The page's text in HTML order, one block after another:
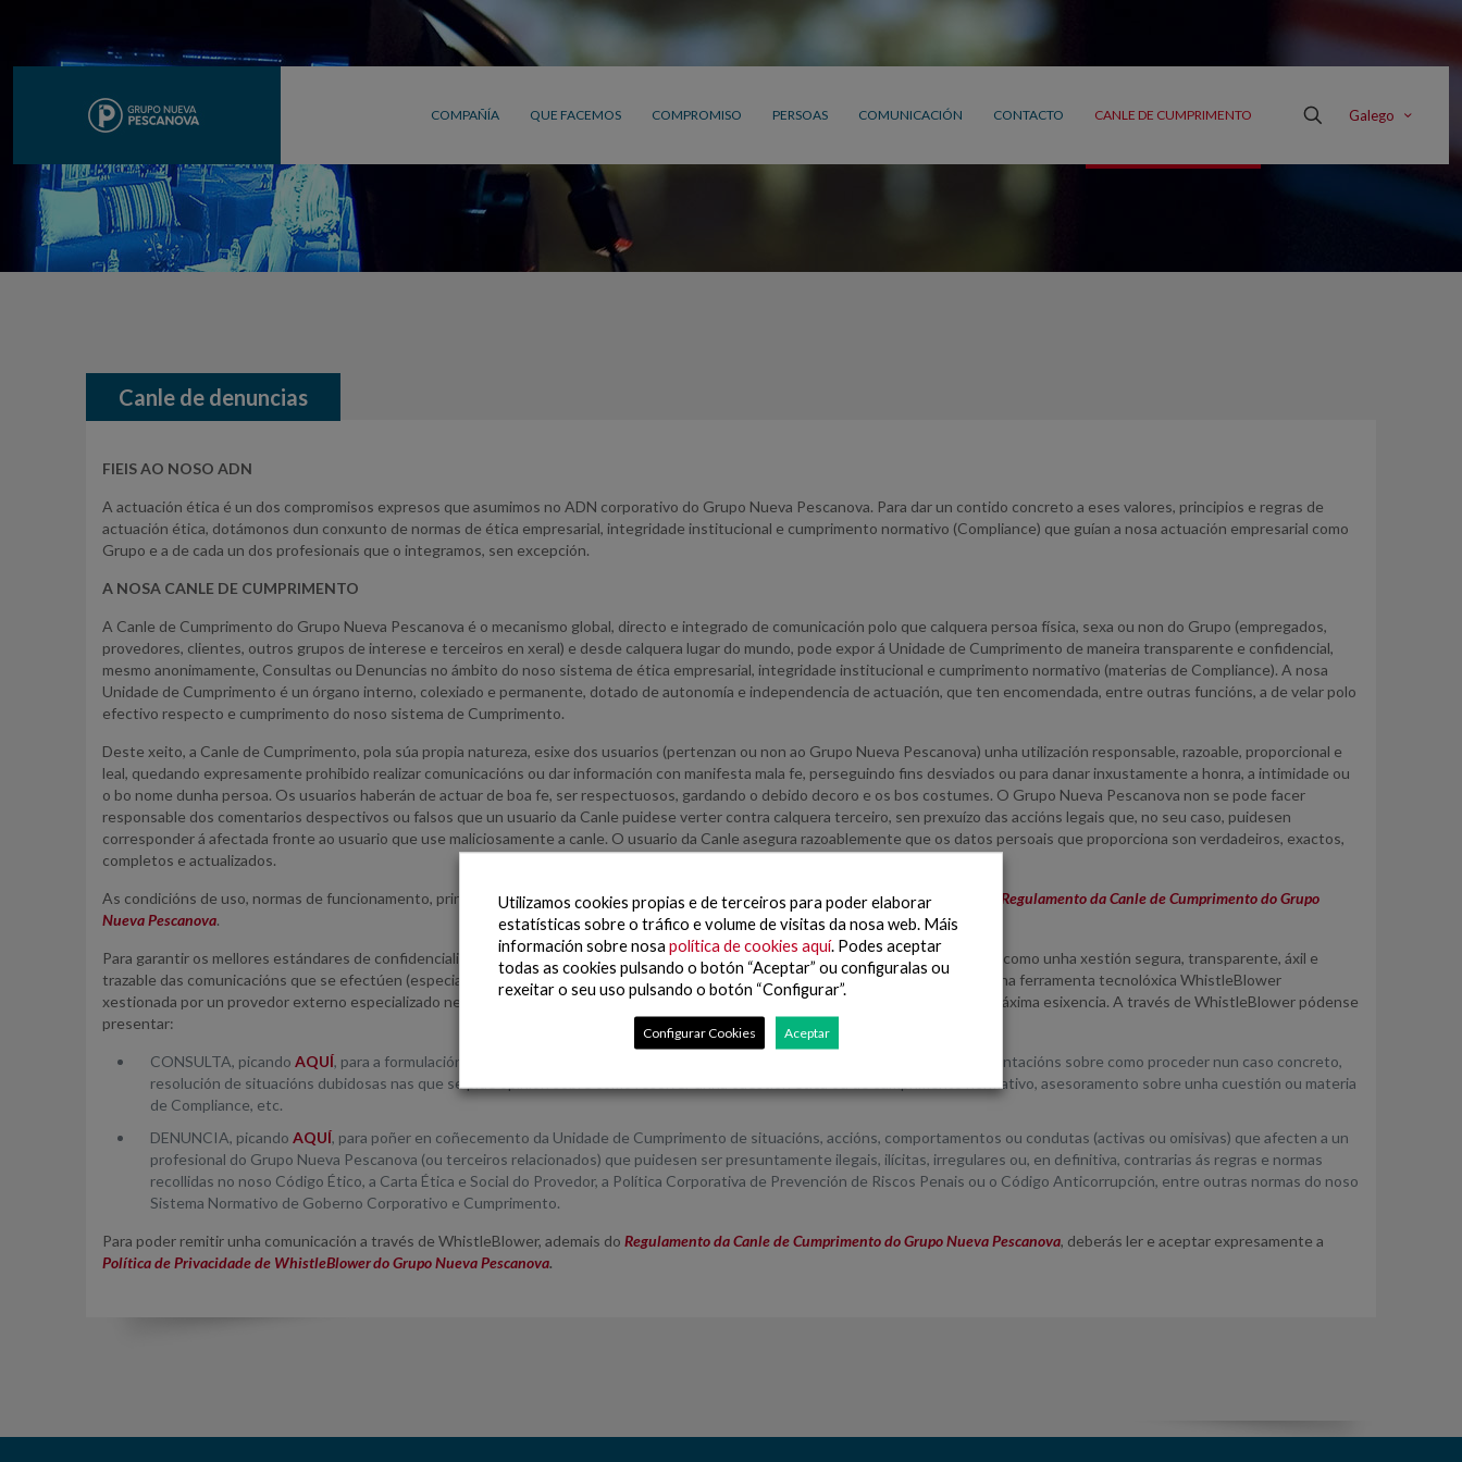
COMPAÑÍA QUE FACEMOS COMPROMISO PERSOAS COMUNICACIÓN CONTACTO CANLE DE CUMPRIMENTO Galego
Canle de denuncias
FIEIS AO NOSO ADN
A actuación ética é un dos compromisos expresos que asumimos no ADN corporativo do Grupo Nueva Pescanova. Para dar un contido concreto a eses valores, principios e regras de
actuación ética, dotámonos dun conxunto de normas de ética empresarial, integridade institucional e cumprimento normativo (Compliance) que guían a nosa actuación empresarial como
Grupo e a de cada un dos profesionais que o integramos, sen excepción.
A NOSA CANLE DE CUMPRIMENTO
A Canle de Cumprimento do Grupo Nueva Pescanova é o mecanismo global, directo e integrado de comunicación polo que calquera persoa física, sexa ou non do Grupo (empregados,
provedores, clientes, outros grupos de interese e terceiros en xeral) e desde calquera lugar do mundo, pode expor á Unidade de Cumprimento de maneira transparente e confidencial,
mesmo anonimamente, Consultas ou Denuncias no ámbito do noso sistema de ética empresarial, integridade institucional e cumprimento normativo (materias de Compliance). A nosa
Unidade de Cumprimento é un órgano interno, colexiado e permanente, dotado de autonomía e independencia de actuación, que ten encomendada, entre outras funcións, a de velar polo
efectivo respecto e cumprimento do noso sistema de Cumprimento.
Deste xeito, a Canle de Cumprimento, pola súa propia natureza, esixe dos usuarios (pertenzan ou non ao Grupo Nueva Pescanova) unha utilización responsable, razoable, proporcional e
leal, quedando expresamente prohibido realizar comunicacións ou dar información con manifesta mala fe, perseguindo fins desviados ou para danar inxustamente a honra, a intimidade ou
o bo nome dunha persoa. Os usuarios haberán de actuar de boa fe, ser respectuosos, gardando o debido decoro e os bos costumes. O Grupo Nueva Pescanova non se pode facer
responsable dos comentarios despectivos ou falsos que un usuario da Canle puidese verter contra calquera terceiro, sen prexuízo das accións legais que, no seu caso, puidesen
corresponder á afectada fronte ao usuario que use maliciosamente a canle. O usuario da Canle asegura razoablemente que os datos persoais que proporciona son verdadeiros, exactos,
completos e actualizados.
As condicións de uso, normas de funcionamento, principios informadores e regras de procedemento da Canle atópanse reguladas no
Regulamento da Canle de Cumprimento do Grupo
Nueva Pescanova.
Para garantir os mellores estándares de confidencialidade, protección de datos persoais, privacidade e seguridade da información, así como unha xestión segura, transparente, áxil e
trazable das comunicacións que se efectúen (especialmente cando se fagan de forma anónima), o Grupo Nueva Pescanova conta cunha ferramenta tecnolóxica WhistleBlower
xestionada por un provedor externo especializado neste tipo de sistemas de información e que utiliza estándares de seguridade da máxima esixencia. A través de WhistleBlower pódense
presentar:
CONSULTA, picandoAQUÍ, para a formulación á Unidade de Cumprimento de calquera dúbida interpretativa, solicitude de orientacións sobre como proceder nun caso concreto,
resolución de situacións dubidosas nas que se pide opinión sobre como resolver unha cuestión ética ou de cumprimento normativo, asesoramento sobre unha cuestión ou materia
de Compliance, etc.
DENUNCIA, picandoAQUÍ, para poñer en coñecemento da Unidade de Cumprimento de situacións, accións, comportamentos ou condutas (activas ou omisivas) que afecten a un
profesional do Grupo Nueva Pescanova (ou terceiros relacionados) que puidesen ser presuntamente ilegais, ilícitas, irregulares ou, en definitiva, contrarias ás regras e normas
recollidas no noso Código Ético, a Carta Ética e Social do Provedor, a Política Corporativa de Prevención de Riscos Penais ou o Código Anticorrupción, entre outras normas do noso
Sistema Normativo de Goberno Corporativo e Cumprimento.
Para poder remitir unha comunicación a través de WhistleBlower, ademais doRegulamento da Canle de Cumprimento do Grupo Nueva Pescanova, deberás ler e aceptar expresamente a
Política de Privacidade de WhistleBlower do Grupo Nueva Pescanova.
Utilizamos cookies propias e de terceiros para poder elaborar
estatísticas sobre o tráfico e volume de visitas da nosa web. Máis
información sobre nosa política de cookies aquí. Podes aceptar
todas as cookies pulsando o botón “Aceptar” ou configuralas ou
rexeitar o seu uso pulsando o botón “Configurar”.
Configurar Cookies Aceptar